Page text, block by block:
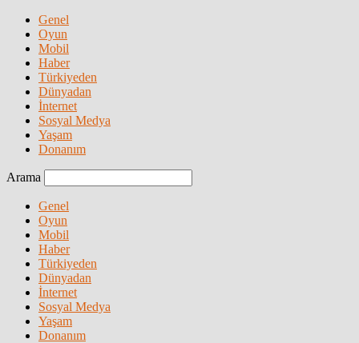
Genel
Oyun
Mobil
Haber
Türkiyeden
Dünyadan
İnternet
Sosyal Medya
Yaşam
Donanım
Arama
Genel
Oyun
Mobil
Haber
Türkiyeden
Dünyadan
İnternet
Sosyal Medya
Yaşam
Donanım